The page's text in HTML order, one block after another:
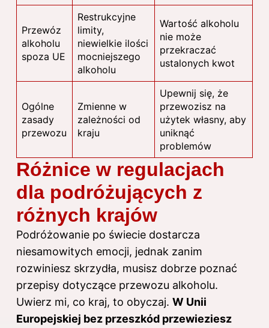
Przewóz
alkoholu
spoza UE
Restrukcyjne
limity,
niewielkie ilości
mocniejszego
alkoholu
Wartość alkoholu
nie może
przekraczać
ustalonych kwot
Ogólne
zasady
przewozu
Zmienne w
zależności od
kraju
Upewnij się, że
przewozisz na
użytek własny, aby
uniknąć
problemów
Różnice w regulacjach
dla podróżujących z
różnych krajów
Podróżowanie po świecie dostarcza
niesamowitych emocji, jednak zanim
rozwiniesz skrzydła, musisz dobrze poznać
przepisy dotyczące przewozu alkoholu.
Uwierz mi, co kraj, to obyczaj. W Unii
Europejskiej bez przeszkód przewieziesz